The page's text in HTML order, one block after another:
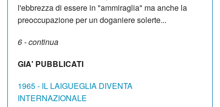
l'ebbrezza di essere in "ammiraglia" ma anche la
preoccupazione per un doganiere solerte...
6 - continua
GIA' PUBBLICATI
1965 - IL LAIGUEGLIA DIVENTA
INTERNAZIONALE